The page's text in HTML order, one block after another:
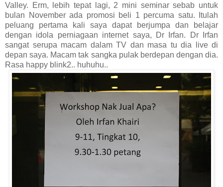
Valley. Erm, lebih tepat lagi, 2 mini seminar sebab untuk
bulan November ada promosi beli 1 percuma satu. Itulah
peluang pertama kali saya dapat berjumpa dan belajar
dengan idola perniagaan internet saya, Dr Irfan. Dr Irfan
sangat serupa macam dalam TV dan masa tu dia live di
depan saya. Macam tak sangka pulak berdepan dengan dia.
Rasa happy blink2.. huhuhu..